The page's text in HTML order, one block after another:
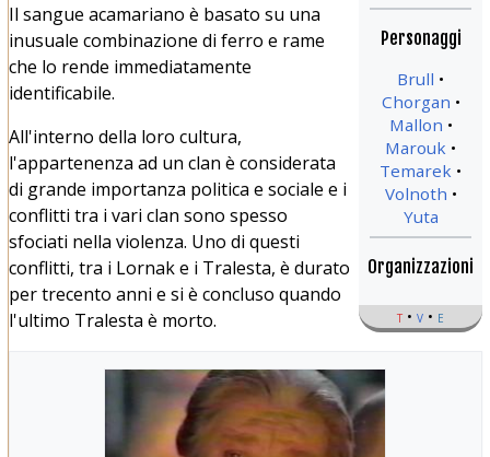
Personaggi
Brull
Chorgan
Mallon
Marouk
Temarek
Volnoth
Yuta
Organizzazioni
t v e
Il sangue acamariano è basato su una
inusuale combinazione di ferro e rame
che lo rende immediatamente
identificabile.
All'interno della loro cultura,
l'appartenenza ad un clan è considerata
di grande importanza politica e sociale e i
conflitti tra i vari clan sono spesso
sfociati nella violenza. Uno di questi
conflitti, tra i Lornak e i Tralesta, è durato
per trecento anni e si è concluso quando
l'ultimo Tralesta è morto.